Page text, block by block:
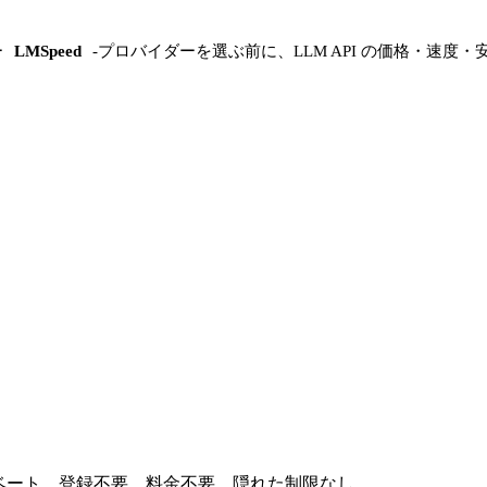
LMSpeed -プロバイダーを選ぶ前に、LLM API の価格・速度・
ト。登録不要、料金不要、隠れた制限なし。